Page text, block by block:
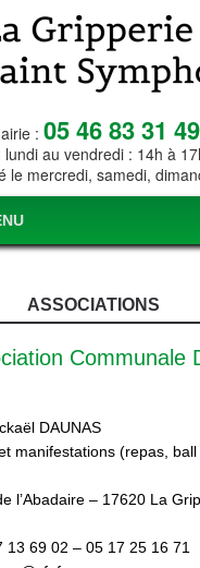
: 05 46 83 31 49
lundi au vendredi : 14h à
le mercredi, samedi,
ASSOCIATIONS
Communale
DAUNAS
manifestations (repas,
l’Abadaire – 17620 La
13 69 02 – 05 17 25 16 71